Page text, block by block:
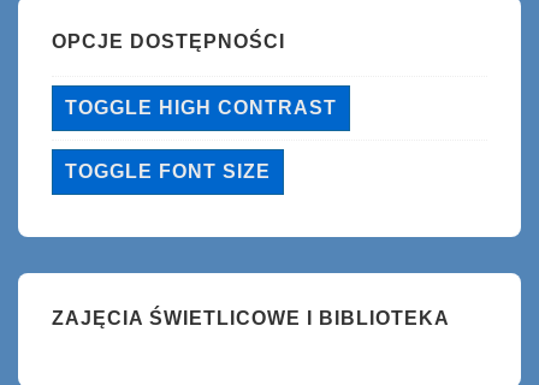
OPCJE DOSTĘPNOŚCI
TOGGLE HIGH CONTRAST
TOGGLE FONT SIZE
ZAJĘCIA ŚWIETLICOWE I BIBLIOTEKA